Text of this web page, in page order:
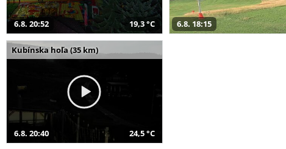
6.8. 20:52 19,3 °C 6.8. 18:15
Kubínska hoľa (35 km)
6.8. 20:40 24,5 °C